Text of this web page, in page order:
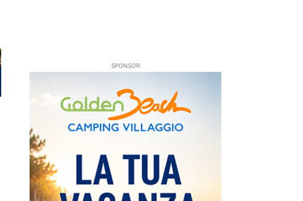
SPONSOR